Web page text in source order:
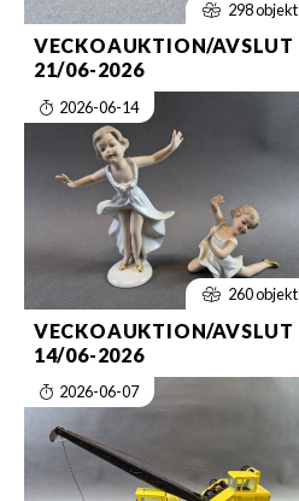
298 objekt
VECKOAUKTION/AVSLUT
21/06-2026
2026-06-14
260 objekt
VECKOAUKTION/AVSLUT
14/06-2026
2026-06-07